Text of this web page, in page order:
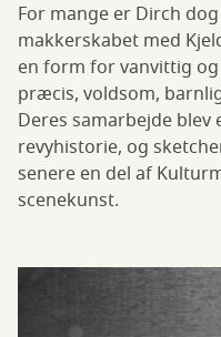
For mange er Dirch
makkerskabet med
en form for vanvittig
præcis, voldsom,
Deres samarbejde
revyhistorie, og
senere en del af
scenekunst.